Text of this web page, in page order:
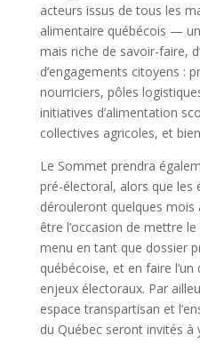
acteurs issus de tous les
alimentaire québécois —
mais riche de savoir-faire,
d’engagements citoyens :
nourriciers, pôles
initiatives d’alimentation
collectives agricoles, et bien
Le Sommet prendra
pré-électoral, alors que les
dérouleront quelques mois
être l’occasion de mettre
menu en tant que dossier
québécoise, et en faire l’un
enjeux électoraux. Par
espace transpartisan et
du Québec seront invités à